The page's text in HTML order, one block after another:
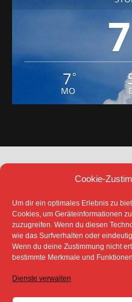
Cookie-
Um dir ein optimales Erlebnis zu
Cookies, um Geräteinformationen
zuzugreifen. Wenn du diesen
wie das Surfverhalten oder
Wenn du deine Zustimmung nicht
bestimmte Merkmale und
Dienste verwalten
7
7 °
MO
COOKIE-
SÄMTLICHE TEXTE,
SOFERN NICHT
COPYRIGHT DES